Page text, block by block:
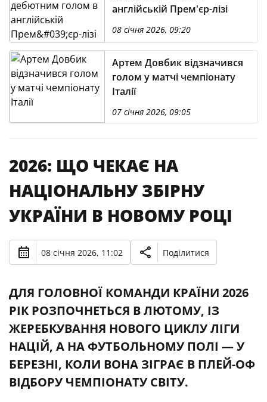
англійській Прем'єр-лізі
08 січня 2026, 09:20
Артем Довбик відзначився
голом у матчі чемпіонату
Італії
07 січня 2026, 09:05
2026: ЩО ЧЕКАЄ НА
НАЦІОНАЛЬНУ ЗБІРНУ
УКРАЇНИ В НОВОМУ РОЦІ
08 січня 2026, 11:02 Поділитися
ДЛЯ ГОЛОВНОЇ КОМАНДИ КРАЇНИ 2026
РІК РОЗПОЧНЕТЬСЯ В ЛЮТОМУ, ІЗ
ЖЕРЕБКУВАННЯ НОВОГО ЦИКЛУ ЛІГИ
НАЦІЙ, А НА ФУТБОЛЬНОМУ ПОЛІ — У
БЕРЕЗНІ, КОЛИ ВОНА ЗІГРАЄ В ПЛЕЙ-ОФ
ВІДБОРУ ЧЕМПІОНАТУ СВІТУ.